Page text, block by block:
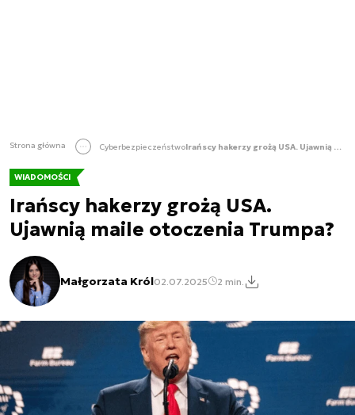
Strona główna Cyberbezpieczeństwo Irańscy hakerzy grożą USA. Ujawnią maile otoczenia Trumpa?
WIADOMOŚCI
Irańscy hakerzy grożą USA.
Ujawnią maile otoczenia Trumpa?
Małgorzata Król02.07.2025 2 min.